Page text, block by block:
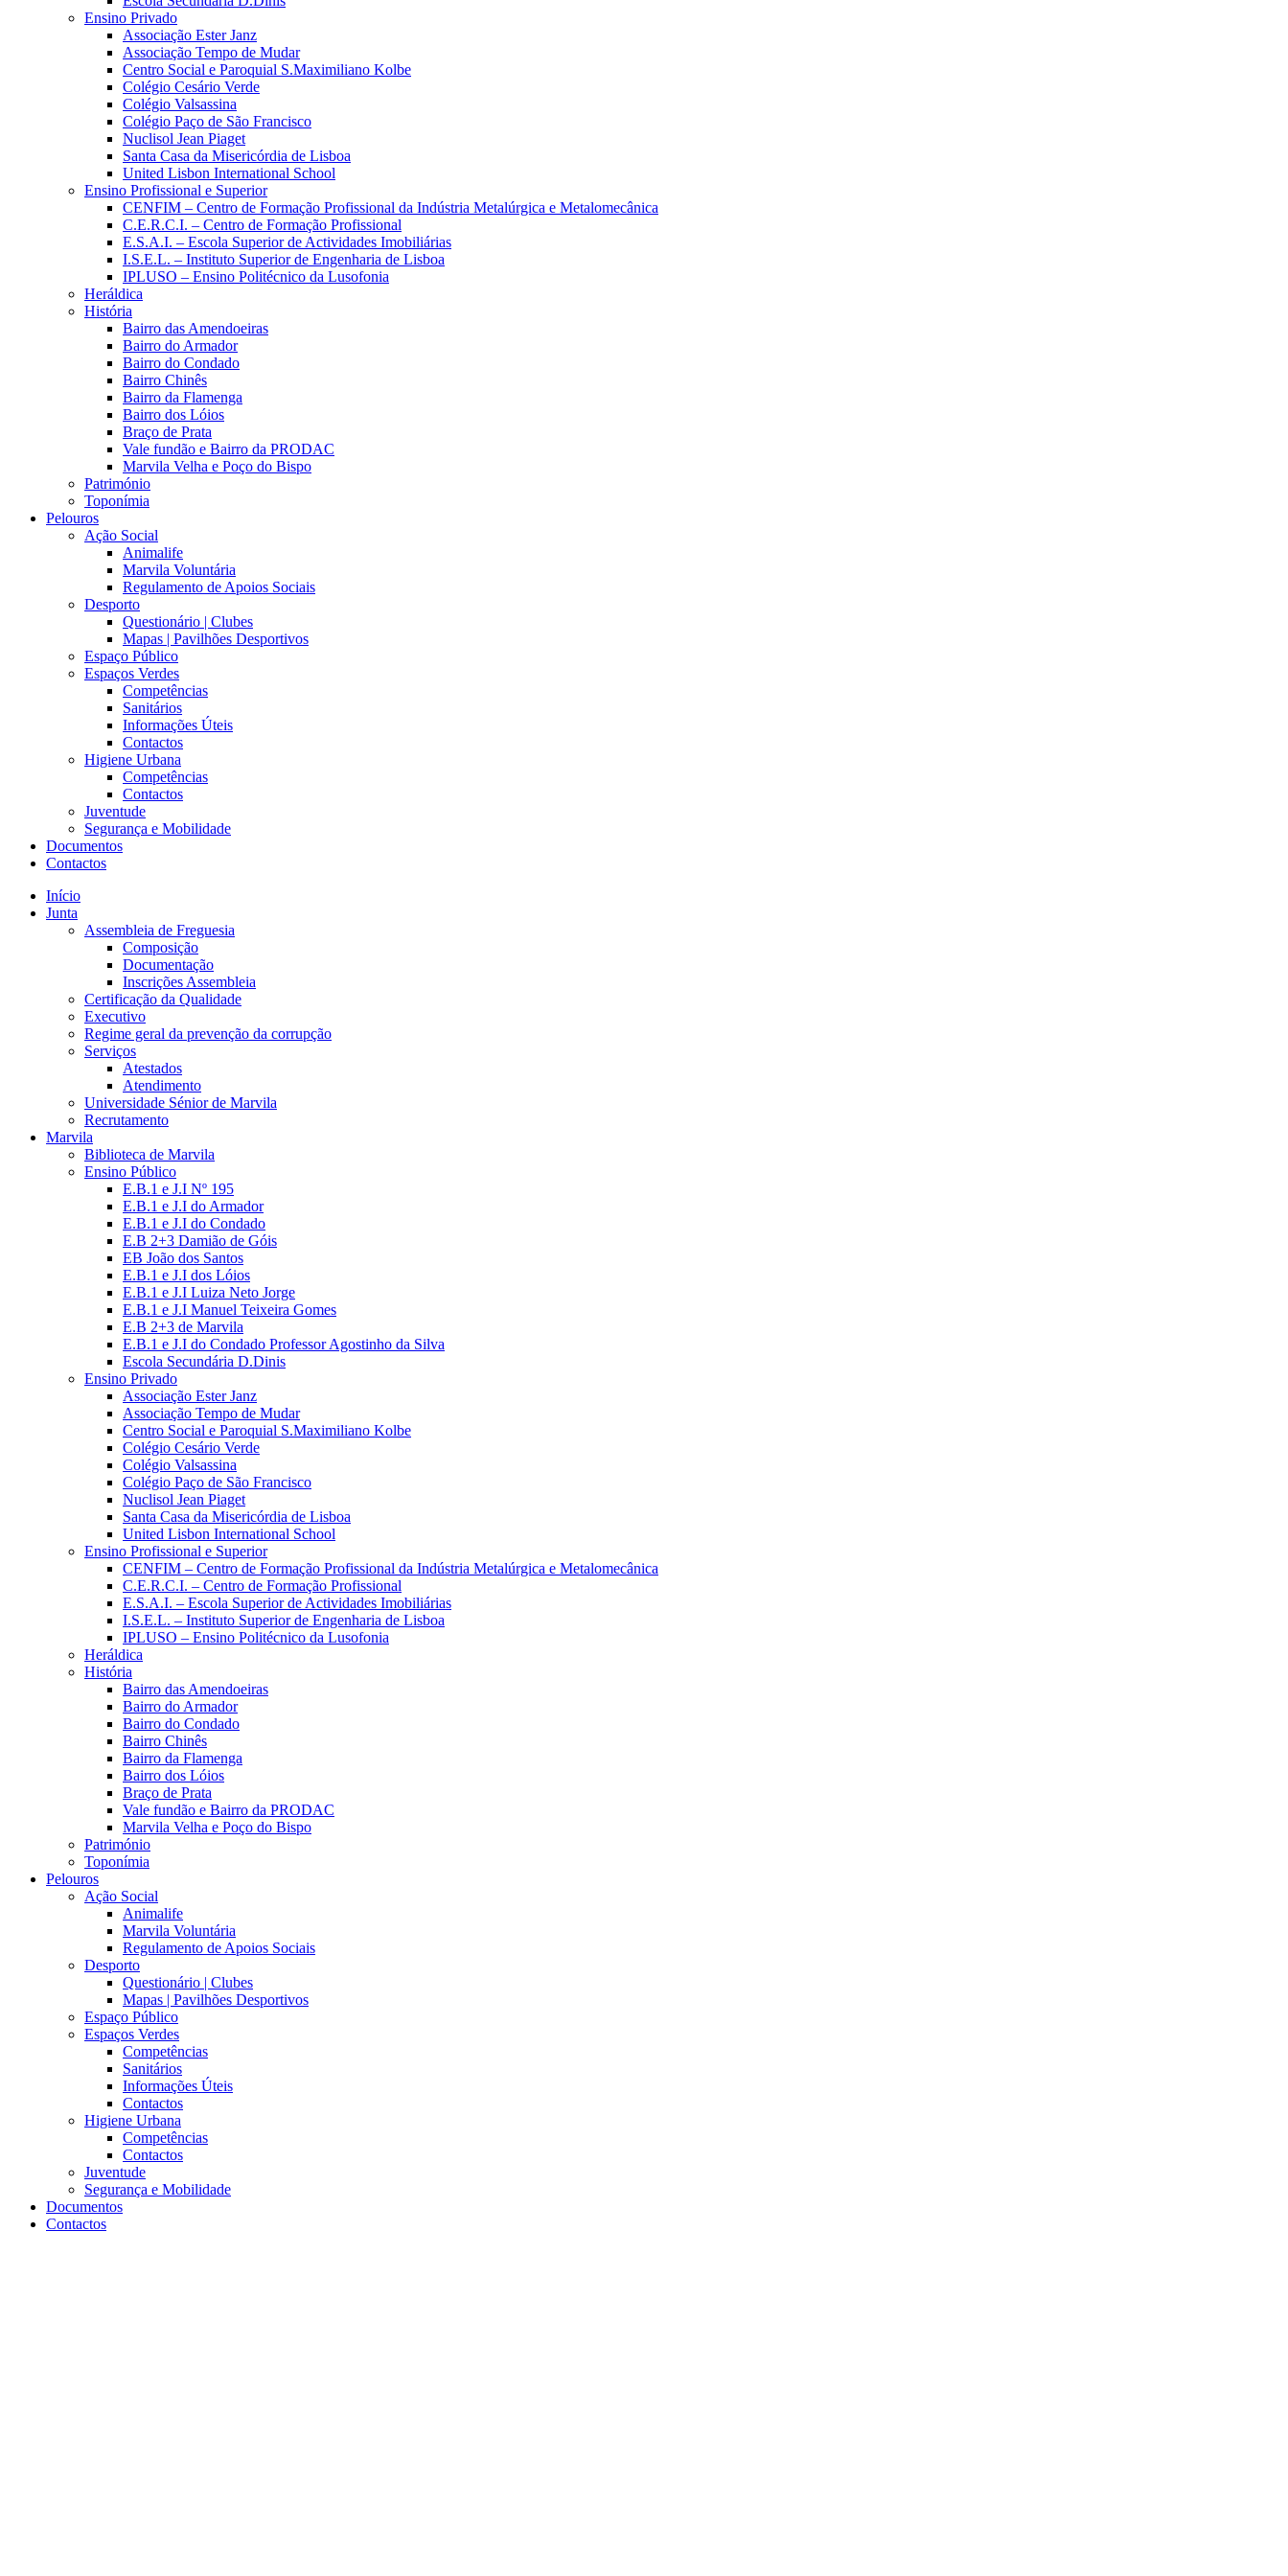
Ensino Privado
Associação Ester Janz
Associação Tempo de Mudar
Centro Social e Paroquial S.Maximiliano Kolbe
Colégio Cesário Verde
Colégio Valsassina
Colégio Paço de São Francisco
Nuclisol Jean Piaget
Santa Casa da Misericórdia de Lisboa
United Lisbon International School
Ensino Profissional e Superior
CENFIM – Centro de Formação Profissional da Indústria Metalúrgica e Metalomecânica
C.E.R.C.I. – Centro de Formação Profissional
E.S.A.I. – Escola Superior de Actividades Imobiliárias
I.S.E.L. – Instituto Superior de Engenharia de Lisboa
IPLUSO – Ensino Politécnico da Lusofonia
Heráldica
História
Bairro das Amendoeiras
Bairro do Armador
Bairro do Condado
Bairro Chinês
Bairro da Flamenga
Bairro dos Lóios
Braço de Prata
Vale fundão e Bairro da PRODAC
Marvila Velha e Poço do Bispo
Património
Toponímia
Pelouros
Ação Social
Animalife
Marvila Voluntária
Regulamento de Apoios Sociais
Desporto
Questionário | Clubes
Mapas | Pavilhões Desportivos
Espaço Público
Espaços Verdes
Competências
Sanitários
Informações Úteis
Contactos
Higiene Urbana
Competências
Contactos
Juventude
Segurança e Mobilidade
Documentos
Contactos
Início
Junta
Assembleia de Freguesia
Composição
Documentação
Inscrições Assembleia
Certificação da Qualidade
Executivo
Regime geral da prevenção da corrupção
Serviços
Atestados
Atendimento
Universidade Sénior de Marvila
Recrutamento
Marvila
Biblioteca de Marvila
Ensino Público
E.B.1 e J.I Nº 195
E.B.1 e J.I do Armador
E.B.1 e J.I do Condado
E.B 2+3 Damião de Góis
EB João dos Santos
E.B.1 e J.I dos Lóios
E.B.1 e J.I Luiza Neto Jorge
E.B.1 e J.I Manuel Teixeira Gomes
E.B 2+3 de Marvila
E.B.1 e J.I do Condado Professor Agostinho da Silva
Escola Secundária D.Dinis
Ensino Privado
Associação Ester Janz
Associação Tempo de Mudar
Centro Social e Paroquial S.Maximiliano Kolbe
Colégio Cesário Verde
Colégio Valsassina
Colégio Paço de São Francisco
Nuclisol Jean Piaget
Santa Casa da Misericórdia de Lisboa
United Lisbon International School
Ensino Profissional e Superior
CENFIM – Centro de Formação Profissional da Indústria Metalúrgica e Metalomecânica
C.E.R.C.I. – Centro de Formação Profissional
E.S.A.I. – Escola Superior de Actividades Imobiliárias
I.S.E.L. – Instituto Superior de Engenharia de Lisboa
IPLUSO – Ensino Politécnico da Lusofonia
Heráldica
História
Bairro das Amendoeiras
Bairro do Armador
Bairro do Condado
Bairro Chinês
Bairro da Flamenga
Bairro dos Lóios
Braço de Prata
Vale fundão e Bairro da PRODAC
Marvila Velha e Poço do Bispo
Património
Toponímia
Pelouros
Ação Social
Animalife
Marvila Voluntária
Regulamento de Apoios Sociais
Desporto
Questionário | Clubes
Mapas | Pavilhões Desportivos
Espaço Público
Espaços Verdes
Competências
Sanitários
Informações Úteis
Contactos
Higiene Urbana
Competências
Contactos
Juventude
Segurança e Mobilidade
Documentos
Contactos